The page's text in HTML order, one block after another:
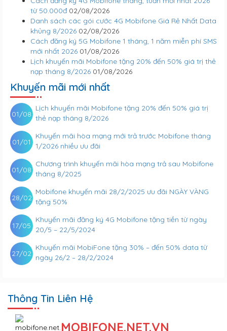
từ 50.000đ 02/08/2026
Danh sách các gói cước 4G Mobifone Giá Rẻ Nhất Data
khủng 8/2026 02/08/2026
Cách đăng ký 5G Mobifone 1 tháng, 1 năm miễn phí SMS
mới nhất 2026 01/08/2026
Lịch khuyến mãi Mobifone tặng 20% đến 50% giá trị thẻ
nạp tháng 8/2026 01/08/2026
Khuyến mãi mới nhất
Lịch khuyến mãi Mobifone tặng 20% đến 50% giá trị
thẻ nạp tháng 8/2026
01/08
Khuyến mãi hòa mạng mới trả trước Mobifone tháng
1/2026 nhiều ưu đãi
01/01
Chương trình khuyến mãi hòa mạng trả sau Mobifone
tháng 8/2025
01/08
Mobifone khuyến mãi 28/2/2025 ưu đãi NGÀY VÀNG
tặng 50%
28/02
Khuyến mãi đăng ký 4G Mobifone tặng tiền từ ngày
20/5 – 22/5/2024
17/05
Khuyến mãi MobiFone tặng 30% – đến 50% data từ
ngày 26/2 – 28/2/2024
27/02
Thông Tin Liên Hệ
MOBIFONE.NET.VN